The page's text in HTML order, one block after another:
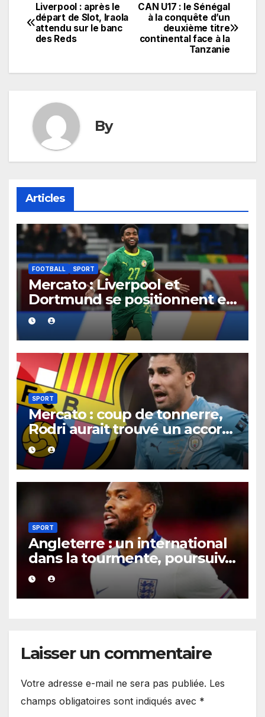
Navigation
de
CAN U17 : le Sénégal
à la conquête d’un
deuxième titre
continental face à la
Tanzanie
Liverpool : après le
départ de Slot, Iraola
attendu sur le banc
des Reds
By
Articles
FOOTBALL SPORT
Mercato : Liverpool et
Dortmund se positionnent en
favoris pour recruter Ibrahim
Mbaye
SPORT
Mercato : coup de tonnerre,
Rodri aurait trouvé un accord
XXL avec le Barça pour un
contrat jusqu’en 2030.
SPORT
Angleterre : un international
dans la tourmente, poursuivi
après une présumée
agression survenue en boîte
de nuit.
Laisser un commentaire
Votre adresse e-mail ne sera pas publiée. Les
champs obligatoires sont indiqués avec *